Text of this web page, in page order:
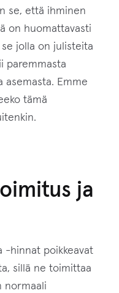
se, että ihminen
on huomattavasti
jolla on julisteita
paremmasta
asemasta. Emme
tämä
ja
-hinnat poikkeavat
sillä ne toimittaa
normaali